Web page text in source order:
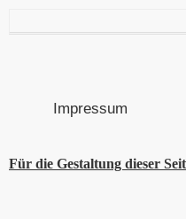
Impressum
Für die Gestaltung dieser